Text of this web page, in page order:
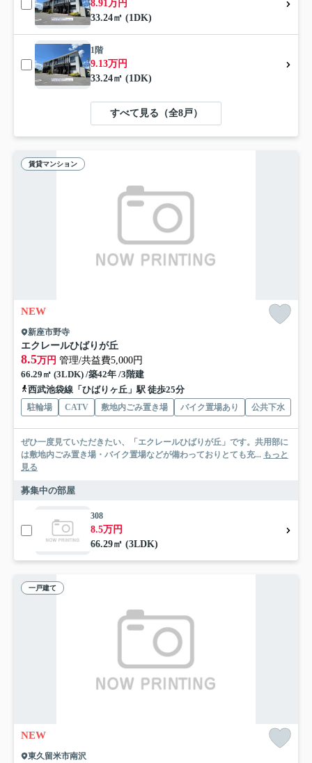
8.91万円
33.24㎡ (1DK)
1階
9.13万円
33.24㎡ (1DK)
すべて見る（全8戸）
賃貸マンション
NEW
新座市野寺
エクレールひばりが丘
8.5万円 管理/共益費5,000円
66.29㎡ (3LDK) /築42年 /3階建
西武池袋線「ひばりヶ丘」駅 徒歩25分
駐輪場 CATV 敷地内ごみ置き場 バイク置場あり 公共下水
ぜひ一度見ていただきたい、「エクレールひばりが丘」です。共用部に
は敷地内ごみ置き場・バイク置場などが備わっておりとても充... もっと
見る
募集中の部屋
308
8.5万円
66.29㎡ (3LDK)
一戸建て
NEW
東久留米市南沢